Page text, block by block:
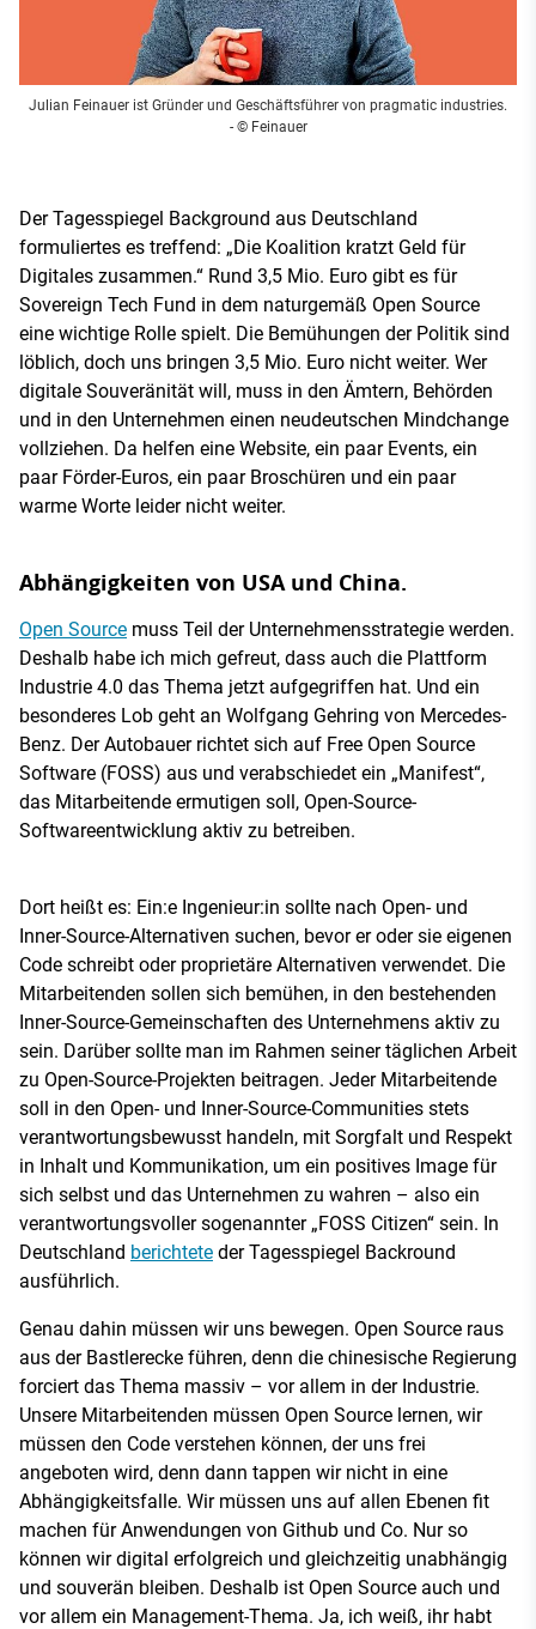
Julian Feinauer ist Gründer und Geschäftsführer von pragmatic industries.
- © Feinauer
Der Tagesspiegel Background aus Deutschland
formuliertes es treffend: „Die Koalition kratzt Geld für
Digitales zusammen.“ Rund 3,5 Mio. Euro gibt es für
Sovereign Tech Fund in dem naturgemäß Open Source
eine wichtige Rolle spielt. Die Bemühungen der Politik sind
löblich, doch uns bringen 3,5 Mio. Euro nicht weiter. Wer
digitale Souveränität will, muss in den Ämtern, Behörden
und in den Unternehmen einen neudeutschen Mindchange
vollziehen. Da helfen eine Website, ein paar Events, ein
paar Förder-Euros, ein paar Broschüren und ein paar
warme Worte leider nicht weiter.
Abhängigkeiten von USA und China.
Open Source muss Teil der Unternehmensstrategie werden.
Deshalb habe ich mich gefreut, dass auch die Plattform
Industrie 4.0 das Thema jetzt aufgegriffen hat. Und ein
besonderes Lob geht an Wolfgang Gehring von Mercedes-
Benz. Der Autobauer richtet sich auf Free Open Source
Software (FOSS) aus und verabschiedet ein „Manifest“,
das Mitarbeitende ermutigen soll, Open-Source-
Softwareentwicklung aktiv zu betreiben.
Dort heißt es: Ein:e Ingenieur:in sollte nach Open- und
Inner-Source-Alternativen suchen, bevor er oder sie eigenen
Code schreibt oder proprietäre Alternativen verwendet. Die
Mitarbeitenden sollen sich bemühen, in den bestehenden
Inner-Source-Gemeinschaften des Unternehmens aktiv zu
sein. Darüber sollte man im Rahmen seiner täglichen Arbeit
zu Open-Source-Projekten beitragen. Jeder Mitarbeitende
soll in den Open- und Inner-Source-Communities stets
verantwortungsbewusst handeln, mit Sorgfalt und Respekt
in Inhalt und Kommunikation, um ein positives Image für
sich selbst und das Unternehmen zu wahren – also ein
verantwortungsvoller sogenannter „FOSS Citizen“ sein. In
Deutschland berichtete der Tagesspiegel Backround
ausführlich.
Genau dahin müssen wir uns bewegen. Open Source raus
aus der Bastlerecke führen, denn die chinesische Regierung
forciert das Thema massiv – vor allem in der Industrie.
Unsere Mitarbeitenden müssen Open Source lernen, wir
müssen den Code verstehen können, der uns frei
angeboten wird, denn dann tappen wir nicht in eine
Abhängigkeitsfalle. Wir müssen uns auf allen Ebenen fit
machen für Anwendungen von Github und Co. Nur so
können wir digital erfolgreich und gleichzeitig unabhängig
und souverän bleiben. Deshalb ist Open Source auch und
vor allem ein Management-Thema. Ja, ich weiß, ihr habt